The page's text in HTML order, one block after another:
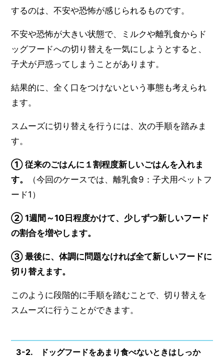
するのは、不安や恐怖が感じられるものです。
不安や恐怖が大きい状態で、ミルクや離乳食からド
ッグフードへの切り替えを一気にしようとすると、
子犬が戸惑ってしまうことがあります。
結果的に、全く口をつけないという事態も考えられ
ます。
スムーズに切り替えを行うには、次の手順を踏みま
す。
① 従来のごはんに１割程度新しいごはんを入れま
す。
（今回のケースでは、離乳食9：子犬用ペットフ
ード1）
② 1週間～10日程度かけて、少しずつ新しいフード
の割合を増やします。
③ 最後に、体調に問題なければ全て新しいフードに
切り替えます。
このように段階的に手順を踏むことで、切り替えを
スムーズに行うことができます。
3-2. ドッグフードをあまり食べないときはしっか